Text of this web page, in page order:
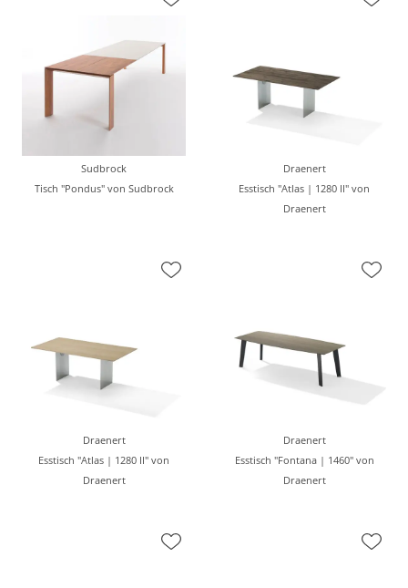
Sudbrock
Tisch "Pondus" von Sudbrock
Draenert
Esstisch "Atlas | 1280 II" von
Draenert
Draenert
Esstisch "Atlas | 1280 II" von
Draenert
Draenert
Esstisch "Fontana | 1460" von
Draenert